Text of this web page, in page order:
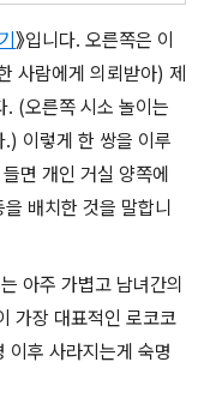
》입니다. 오른쪽은 이
사람에게 의뢰받아) 제
. (오른쪽 시소 놀이는
이렇게 한 쌍을 이루
면 개인 거실 양쪽에
배치한 것을 말합니
아주 가볍고 남녀간의
가장 대표적인 로코코
이후 사라지는게 숙명